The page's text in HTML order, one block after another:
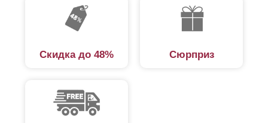
Скидка до 48% Сюрприз